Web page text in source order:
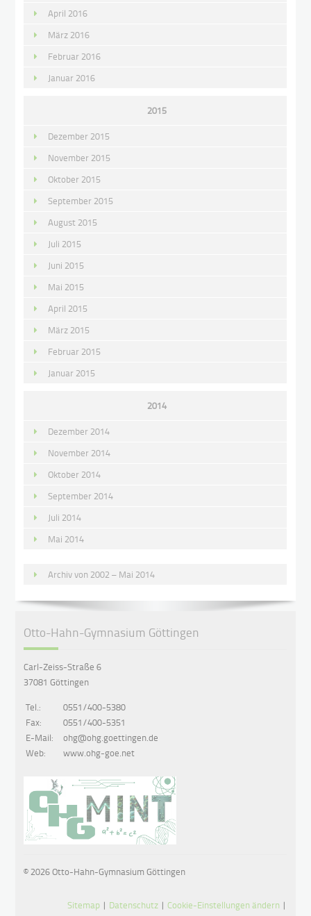
April 2016
März 2016
Februar 2016
Januar 2016
2015
Dezember 2015
November 2015
Oktober 2015
September 2015
August 2015
Juli 2015
Juni 2015
Mai 2015
April 2015
März 2015
Februar 2015
Januar 2015
2014
Dezember 2014
November 2014
Oktober 2014
September 2014
Juli 2014
Mai 2014
Archiv von 2002 – Mai 2014
Otto-Hahn-Gymnasium Göttingen
Carl-Zeiss-Straße 6
37081 Göttingen
Tel.:
0551/400-5380
Fax:
0551/400-5351
E-Mail:
ohg@ohg.goettingen.de
Web:
www.ohg-goe.net
© 2026 Otto-Hahn-Gymnasium Göttingen
Sitemap | Datenschutz |Cookie-Einstellungen ändern |